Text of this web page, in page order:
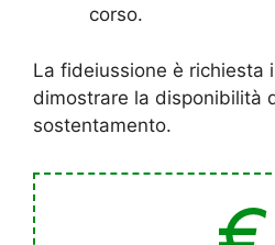
corso.
La fideiussione è richiesta
dimostrare la disponibilità
sostentamento.